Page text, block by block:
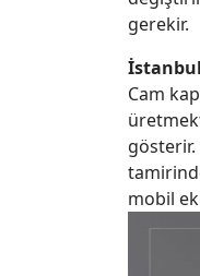
gerekir.
Cam
gösterir.
mobil